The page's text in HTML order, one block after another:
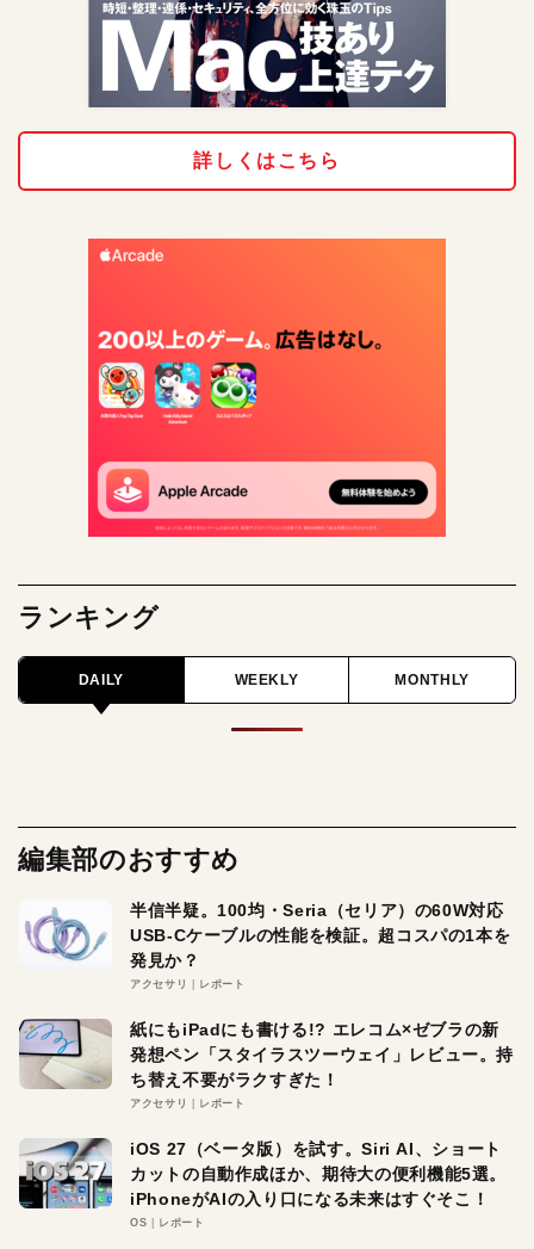
詳しくはこちら
ランキング
DAILY WEEKLY MONTHLY
編集部のおすすめ
半信半疑。100均・Seria（セリア）の60W対応
USB-Cケーブルの性能を検証。超コスパの1本を
発見か？
アクセサリ レポート
紙にもiPadにも書ける!? エレコム×ゼブラの新
発想ペン「スタイラスツーウェイ」レビュー。持
ち替え不要がラクすぎた！
アクセサリ レポート
iOS 27（ベータ版）を試す。Siri AI、ショート
カットの自動作成ほか、期待大の便利機能5選。
iPhoneがAIの入り口になる未来はすぐそこ！
OS レポート